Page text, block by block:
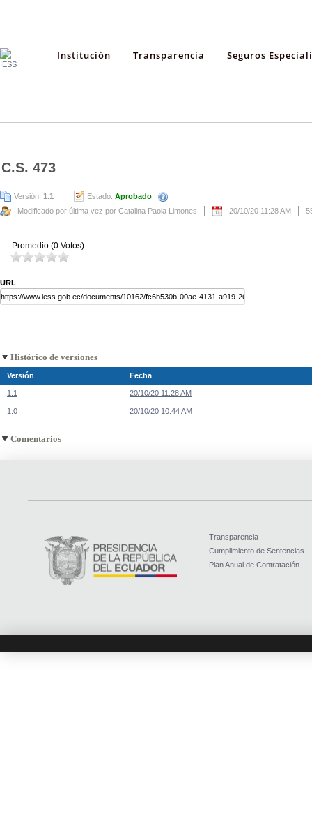
Institución Transparencia Seguros
C.S. 473
Versión: 1.1 Estado: Aprobado
Modificado por última vez por Catalina Paola Limones
20/10/20 11:28 AM
Promedio (0 Votos)
URL
Histórico de versiones
Versión Fecha
1.1 20/10/20 11:28 AM
1.0 20/10/20 10:44 AM
Comentarios
Transparencia
Cumplimiento de Sentencias
Plan Anual de Contratación